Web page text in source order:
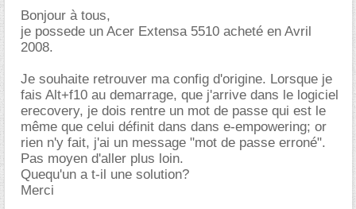
Bonjour à tous,
je possede un Acer Extensa 5510 acheté en Avril
2008.
Je souhaite retrouver ma config d'origine. Lorsque je
fais Alt+f10 au demarrage, que j'arrive dans le logiciel
erecovery, je dois rentre un mot de passe qui est le
même que celui définit dans dans e-empowering; or
rien n'y fait, j'ai un message "mot de passe erroné".
Pas moyen d'aller plus loin.
Quequ'un a t-il une solution?
Merci